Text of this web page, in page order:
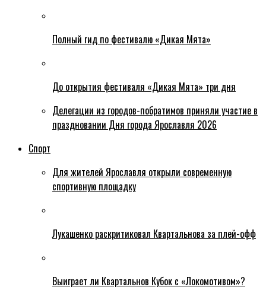
Полный гид по фестивалю «Дикая Мята»
До открытия фестиваля «Дикая Мята» три дня
Делегации из городов-побратимов приняли участие в
праздновании Дня города Ярославля 2026
Спорт
Для жителей Ярославля открыли современную
спортивную площадку
Лукашенко раскритиковал Квартальнова за плей-офф
Выиграет ли Квартальнов Кубок с «Локомотивом»?